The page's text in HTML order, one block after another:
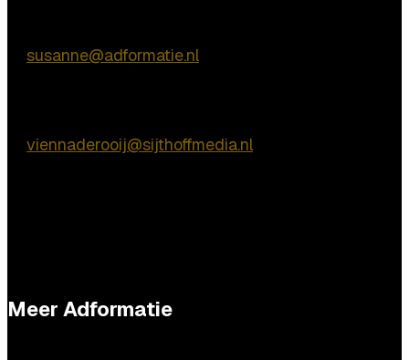
susanne@adformatie.nl
viennaderooij@sijthoffmedia.nl
Meer Adformatie